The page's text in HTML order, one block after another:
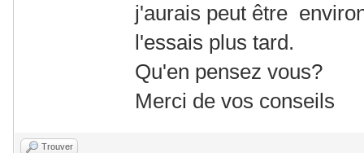
j'aurais peut être
l'essais plus tard.
Qu'en pensez vous?
Merci de vos conseils
Trouver